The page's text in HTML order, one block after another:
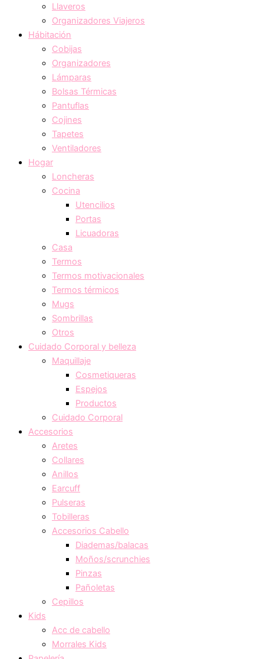
Llaveros
Organizadores Viajeros
Hábitación
Cobijas
Organizadores
Lámparas
Bolsas Térmicas
Pantuflas
Cojines
Tapetes
Ventiladores
Hogar
Loncheras
Cocina
Utencilios
Portas
Licuadoras
Casa
Termos
Termos motivacionales
Termos térmicos
Mugs
Sombrillas
Otros
Cuidado Corporal y belleza
Maquillaje
Cosmetiqueras
Espejos
Productos
Cuidado Corporal
Accesorios
Aretes
Collares
Anillos
Earcuff
Pulseras
Tobilleras
Accesorios Cabello
Diademas/balacas
Moños/scrunchies
Pinzas
Pañoletas
Cepillos
Kids
Acc de cabello
Morrales Kids